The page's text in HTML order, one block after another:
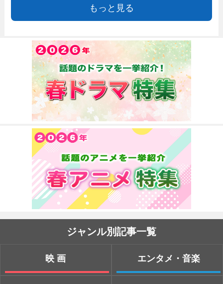
もっと見る
ジャンル別記事一覧
映画 エンタメ・音楽